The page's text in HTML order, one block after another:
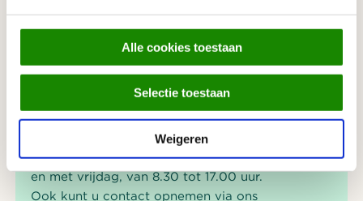
Alle cookies toestaan
Selectie toestaan
Weigeren
Contact
Onze servicedesk is bereikbaar via
uvahvabanqueting.nl@cirfood.com
020 595 3878 of 020 595 3879 van maandag tot
en met vrijdag, van 8.30 tot 17.00 uur.
Ook kunt u contact opnemen via ons